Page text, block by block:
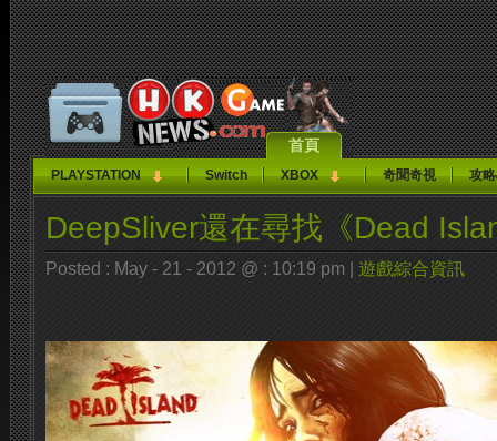
首頁
PLAYSTATION Switch XBOX 奇聞奇視 攻
DeepSliver還在尋找《Dead
Posted : May - 21 - 2012 @ : 10:19 pm | 遊戲綜合資訊